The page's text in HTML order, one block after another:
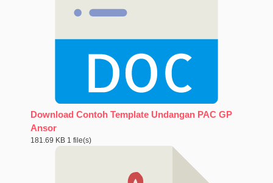
Download Contoh Template Undangan PAC GP
Ansor
181.69 KB 1 file(s)